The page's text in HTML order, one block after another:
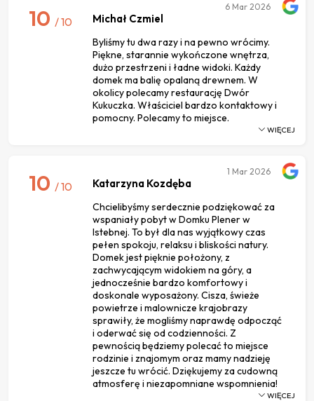
10 / 10 Michał Czmiel
Byliśmy tu dwa razy i na pewno wrócimy.
Piękne, starannie wykończone wnętrza,
dużo przestrzeni i ładne widoki. Każdy
domek ma balię opalaną drewnem. W
okolicy polecamy restaurację Dwór
Kukuczka. Właściciel bardzo kontaktowy i
pomocny. Polecamy to miejsce.
6 Mar 2026
WIĘCEJ
10 / 10 Katarzyna Kozdęba
Chcielibyśmy serdecznie podziękować za
wspaniały pobyt w Domku Plener w
Istebnej. To był dla nas wyjątkowy czas
pełen spokoju, relaksu i bliskości natury.
Domek jest pięknie położony, z
zachwycającym widokiem na góry, a
jednocześnie bardzo komfortowy i
doskonale wyposażony. Cisza, świeże
powietrze i malownicze krajobrazy
sprawiły, że mogliśmy naprawdę odpocząć
i oderwać się od codzienności. Z
pewnością będziemy polecać to miejsce
rodzinie i znajomym oraz mamy nadzieję
jeszcze tu wrócić. Dziękujemy za cudowną
atmosferę i niezapomniane wspomnienia!
1 Mar 2026
WIĘCEJ